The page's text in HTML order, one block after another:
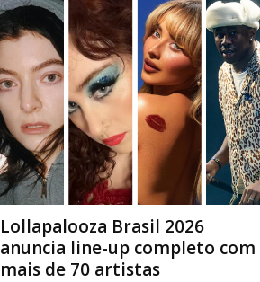
Lollapalooza Brasil 2026
anuncia line-up completo com
mais de 70 artistas